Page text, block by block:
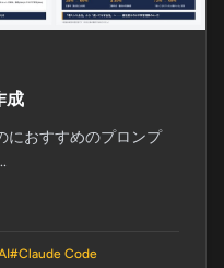
成
におすすめのプロンプ
#Claude Code